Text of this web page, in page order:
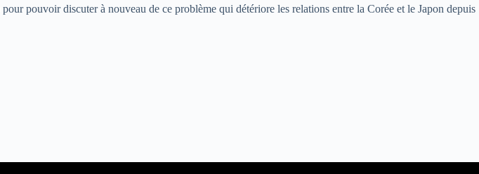
pour pouvoir discuter à nouveau de ce problème qui détériore les relations entre la Corée et le Japon depuis